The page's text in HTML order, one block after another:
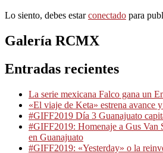
Lo siento, debes estarconectado para
Galería RCMX
Entradas recientes
La serie mexicana Falco gana un
«El viaje de Keta» estrena avance
#GIFF2019 Día 3 Guanajuato
#GIFF2019: Homenaje a Gus Van
en Guanajuato
#GIFF2019: «Yesterday» o la